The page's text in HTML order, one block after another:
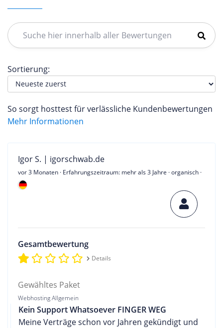
Sortierung:
So sorgt hosttest für verlässliche Kundenbewertungen
Mehr Informationen
Igor S. | igorschwab.de
vor 3 Monaten · Erfahrungszeitraum: mehr als 3 Jahre · organisch ·
Gesamtbewertung
Details
Gewähltes Paket
Webhosting Allgemein
Kein Support Whatsoever FINGER WEG
Meine Verträge schon vor Jahren gekündigt und